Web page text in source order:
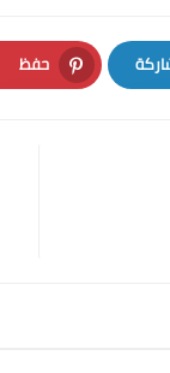
حفظ
Pinterest